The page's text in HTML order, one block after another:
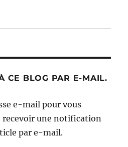
CE BLOG PAR E-MAIL.
e-mail pour vous
recevoir une notification
par e-mail.